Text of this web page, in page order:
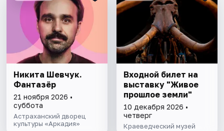
Никита Шевчук.
Фантазёр
21 ноября 2026 •
суббота
Астраханский дворец
культуры «Аркадия»
Входной билет на
выставку "Живое
прошлое земли"
10 декабря 2026 •
четверг
Краеведческий музей